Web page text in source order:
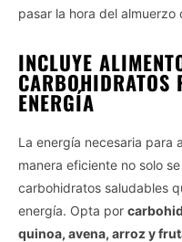
pasar la hora del almuerzo
INCLUYE
CARBOHIDRATOS
ENERGÍA
La energía necesaria para
manera eficiente no solo
carbohidratos saludables
energía. Opta por
quinoa, avena, arroz y